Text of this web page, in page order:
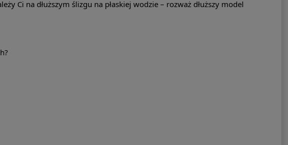
Ci na dłuższym ślizgu na płaskiej wodzie – rozważ dłuższy model